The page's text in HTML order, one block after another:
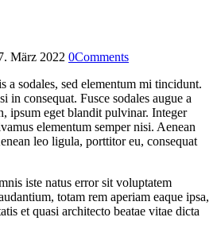
März 2022 0Comments
a sodales, sed elementum mi tincidunt.
in consequat. Fusce sodales augue a
ipsum eget blandit pulvinar. Integer
elementum semper nisi. Aenean
leo ligula, porttitor eu, consequat
iste natus error sit voluptatem
totam rem aperiam eaque ipsa,
et quasi architecto beatae vitae dicta